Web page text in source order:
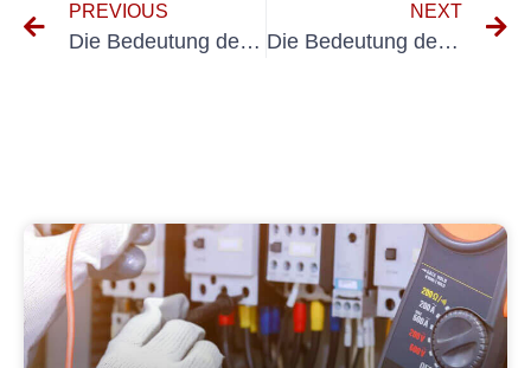
PREVIOUS
Die Bedeutung der UVV-Prüfung für Kurierdienste: Gewährleistung von Sicherheit und Compliance
NEXT
Die Bedeutung der DGUV V3-Prüfung für Paketzustelldienste